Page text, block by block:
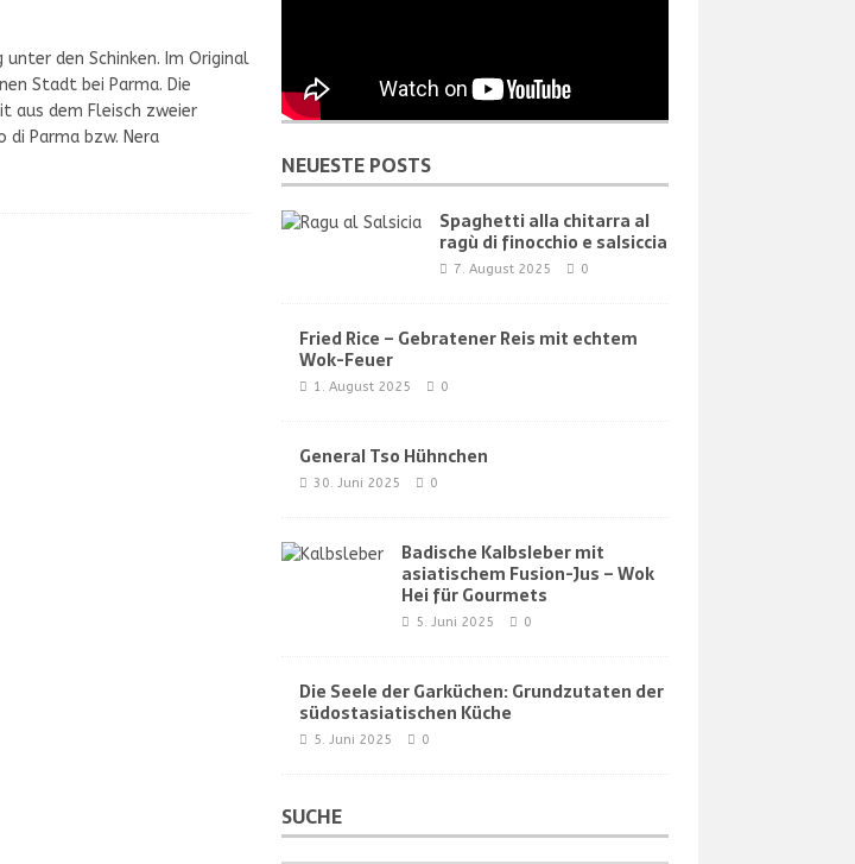
den Schinken. Im Original
Stadt bei Parma. Die
aus dem Fleisch zweier
di Parma bzw. Nera
NEUESTE POSTS
Spaghetti alla chitarra al
ragù di finocchio e salsiccia
7. August 2025 0
Fried Rice – Gebratener Reis mit echtem
Wok-Feuer
1. August 2025 0
General Tso Hühnchen
30. Juni 2025 0
Badische Kalbsleber mit
asiatischem Fusion-Jus – Wok
Hei für Gourmets
5. Juni 2025 0
Die Seele der Garküchen: Grundzutaten der
südostasiatischen Küche
5. Juni 2025 0
SUCHE